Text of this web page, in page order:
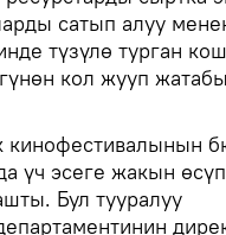
сатып алуу
түзүлө турган
кол жууп
кинофестивалынын
үч эсеге жакын
Бул тууралуу